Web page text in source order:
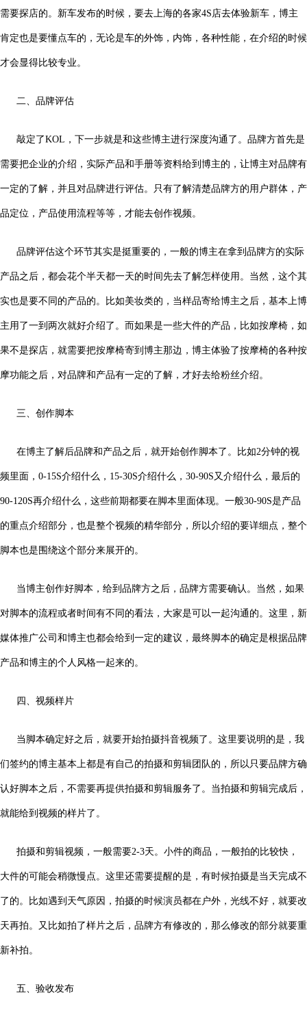
需要探店的。新车发布的时候，要去上海的各家4S店去体验新车，博主
肯定也是要懂点车的，无论是车的外饰，内饰，各种性能，在介绍的时候
才会显得比较专业。
二、品牌评估
敲定了KOL，下一步就是和这些博主进行深度沟通了。品牌方首先是
需要把企业的介绍，实际产品和手册等资料给到博主的，让博主对品牌有
一定的了解，并且对品牌进行评估。只有了解清楚品牌方的用户群体，产
品定位，产品使用流程等等，才能去创作视频。
品牌评估这个环节其实是挺重要的，一般的博主在拿到品牌方的实际
产品之后，都会花个半天都一天的时间先去了解怎样使用。当然，这个其
实也是要不同的产品的。比如美妆类的，当样品寄给博主之后，基本上博
主用了一到两次就好介绍了。而如果是一些大件的产品，比如按摩椅，如
果不是探店，就需要把按摩椅寄到博主那边，博主体验了按摩椅的各种按
摩功能之后，对品牌和产品有一定的了解，才好去给粉丝介绍。
三、创作脚本
在博主了解后品牌和产品之后，就开始创作脚本了。比如2分钟的视
频里面，0-15S介绍什么，15-30S介绍什么，30-90S又介绍什么，最后的
90-120S再介绍什么，这些前期都要在脚本里面体现。一般30-90S是产品
的重点介绍部分，也是整个视频的精华部分，所以介绍的要详细点，整个
脚本也是围绕这个部分来展开的。
当博主创作好脚本，给到品牌方之后，品牌方需要确认。当然，如果
对脚本的流程或者时间有不同的看法，大家是可以一起沟通的。这里，新
媒体推广公司和博主也都会给到一定的建议，最终脚本的确定是根据品牌
产品和博主的个人风格一起来的。
四、视频样片
当脚本确定好之后，就要开始拍摄抖音视频了。这里要说明的是，我
们签约的博主基本上都是有自己的拍摄和剪辑团队的，所以只要品牌方确
认好脚本之后，不需要再提供拍摄和剪辑服务了。当拍摄和剪辑完成后，
就能给到视频的样片了。
拍摄和剪辑视频，一般需要2-3天。小件的商品，一般拍的比较快，
大件的可能会稍微慢点。这里还需要提醒的是，有时候拍摄是当天完成不
了的。比如遇到天气原因，拍摄的时候演员都在户外，光线不好，就要改
天再拍。又比如拍了样片之后，品牌方有修改的，那么修改的部分就要重
新补拍。
五、验收发布